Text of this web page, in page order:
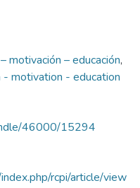
motivación – educación,
motivation - education
46000/15294
rcpi/article/view